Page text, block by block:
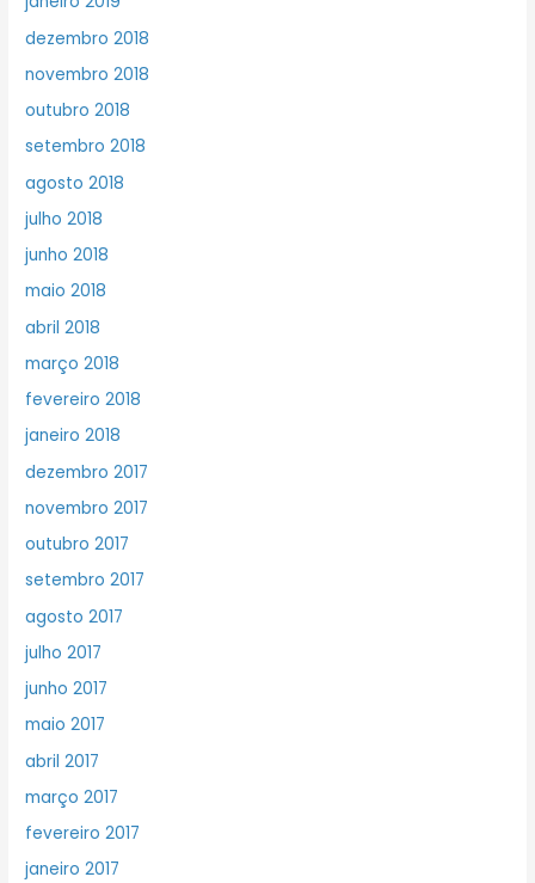
dezembro 2018
novembro 2018
outubro 2018
setembro 2018
agosto 2018
julho 2018
junho 2018
maio 2018
abril 2018
março 2018
fevereiro 2018
janeiro 2018
dezembro 2017
novembro 2017
outubro 2017
setembro 2017
agosto 2017
julho 2017
junho 2017
maio 2017
abril 2017
março 2017
fevereiro 2017
janeiro 2017